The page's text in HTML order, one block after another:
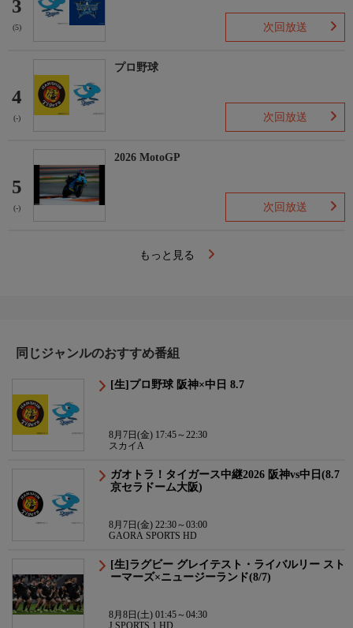
3
(5) 次回放送
4
(-)
プロ野球
次回放送
5
(-)
2026 MotoGP
次回放送
もっと見る
同じジャンルのおすすめ番組
[生]プロ野球 阪神×中日 8.7
8月7日(金) 17:45～22:30
スカイA
ガオトラ！タイガース中継2026 阪神vs中日(8.7
京セラドーム大阪)
8月7日(金) 22:30～03:00
GAORA SPORTS HD
[生]ラグビー グレイテスト・ライバルリー スト
ーマーズ×ニュージーランド(8/7)
8月8日(土) 01:45～04:30
J SPORTS 1 HD